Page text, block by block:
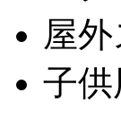
屋
子